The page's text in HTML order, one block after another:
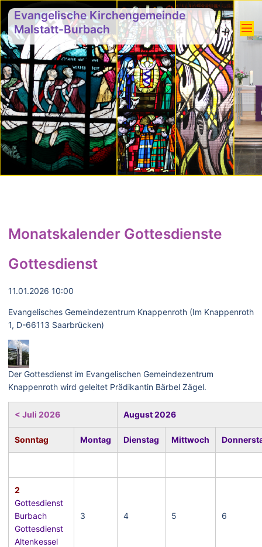
Evangelische Kirchengemeinde
Malstatt-Burbach
Monatskalender Gottesdienste
Gottesdienst
11.01.2026 10:00
Evangelisches Gemeindezentrum Knappenroth (Im Knappenroth
1, D-66113 Saarbrücken)
Der Gottesdienst im Evangelischen Gemeindezentrum
Knappenroth wird geleitet Prädikantin Bärbel Zägel.
< Juli 2026 August 2026
Sonntag Montag Dienstag Mittwoch
2
Gottesdienst
Burbach
Gottesdienst
Altenkessel
3 4 5 6